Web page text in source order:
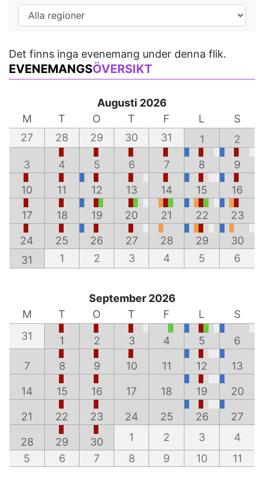
Det finns inga evenemang under denna flik.
EVENEMANGSÖVERSIKT
Augusti 2026
M
T O T F L
S
27
28 29 30 31 1 2
3 4 5 6 7 8 9
10 11 12 13 14 15 16
17 18 19 20 21 22 23
24 25 26 27 28 29
30
31
1 2 3 4 5 6
September 2026
M
T O T F L
S
31
1 2 3 4 5 6
7 8 9 10 11 12 13
14 15 16 17 18 19 20
21 22 23 24 25 26 27
28 29 30 1 2 3
4
5
6 7 8 9 10 11